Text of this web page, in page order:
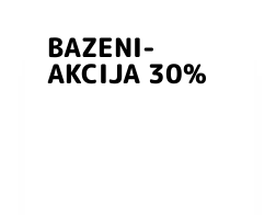
BAZENI-
AKCIJA 30%